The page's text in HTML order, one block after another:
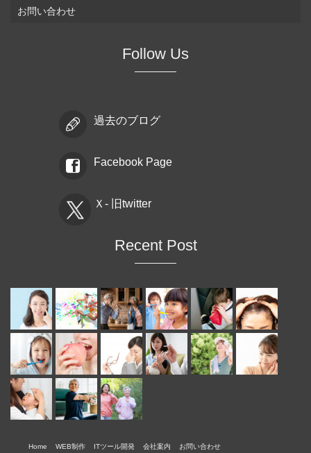
お問い合わせ
Follow Us
過去のブログ
Facebook Page
Ｘ- 旧twitter
Recent Post
Home WEB制作 ITツール開発 会社案内 お問い合わせ